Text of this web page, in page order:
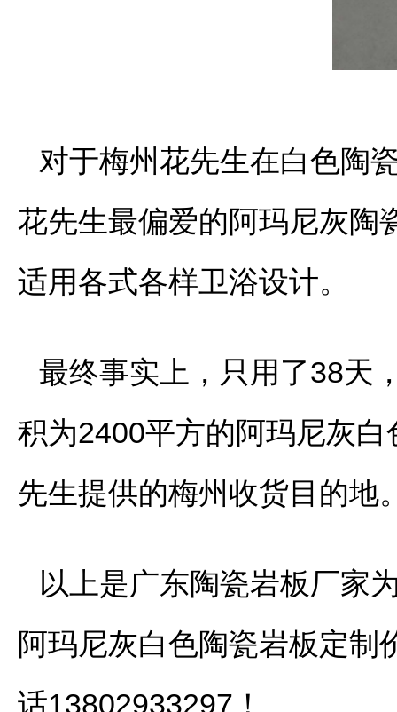
对于梅州花先生在白色陶
花先生最偏爱的阿玛尼灰陶
适用各式各样卫浴设计。
最终事实上，只用了38天
积为2400平方的阿玛尼灰
先生提供的梅州收货目的地
以上是广东陶瓷岩板厂家
阿玛尼灰白色陶瓷岩板定制
话13802933297！